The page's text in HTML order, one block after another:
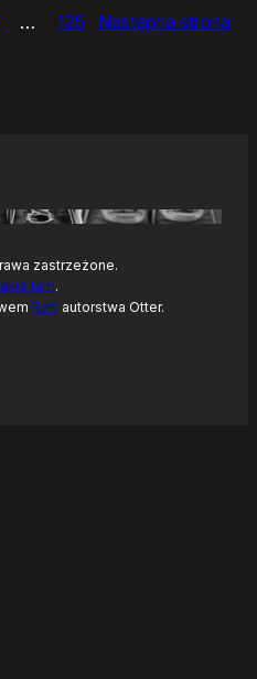
… 125 Następna strona
zastrzeżone.
tam.
Raft autorstwa Otter.